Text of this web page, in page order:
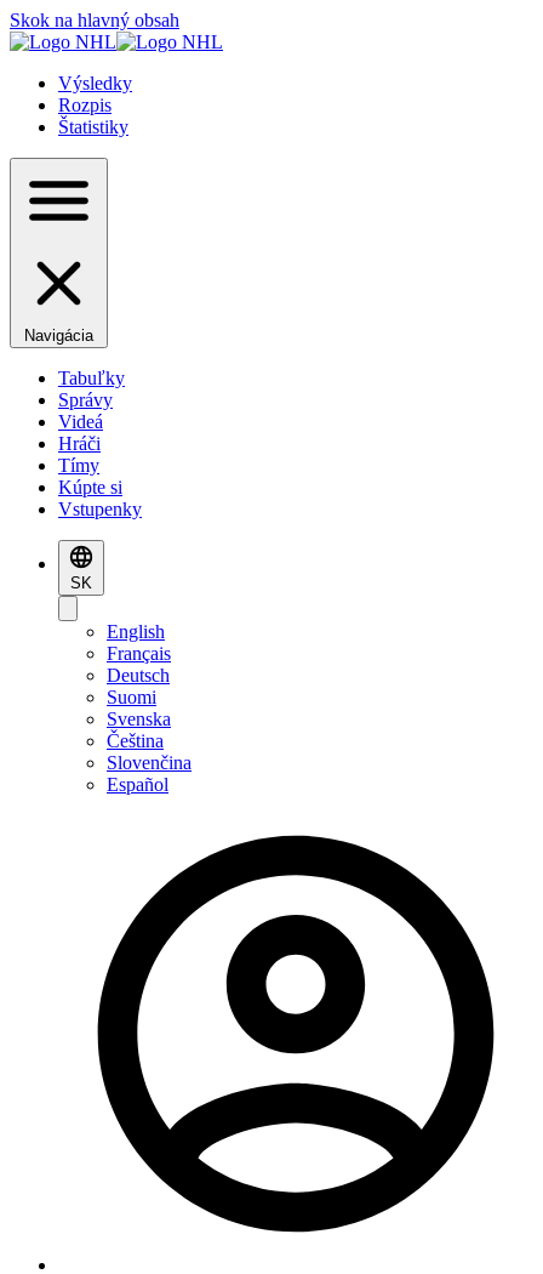
Skok na hlavný obsah
Výsledky
Rozpis
Štatistiky
Navigácia
Tabuľky
Správy
Videá
Hráči
Tímy
Kúpte si
Vstupenky
SK
English
Français
Deutsch
Suomi
Svenska
Čeština
Slovenčina
Español